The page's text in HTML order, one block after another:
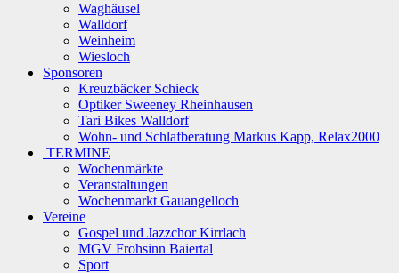
Waghäusel
Walldorf
Weinheim
Wiesloch
Sponsoren
Kreuzbäcker Schieck
Optiker Sweeney Rheinhausen
Tari Bikes Walldorf
Wohn- und Schlafberatung Markus Kapp, Relax2000
TERMINE
Wochenmärkte
Veranstaltungen
Wochenmarkt Gauangelloch
Vereine
Gospel und Jazzchor Kirrlach
MGV Frohsinn Baiertal
Sport